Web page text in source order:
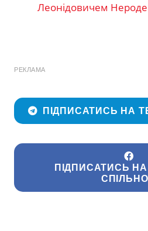
Леонідовичем
РЕКЛАМА
ПІДПИСАТИСЬ НА
ПІДПИСАТИСЬ НА